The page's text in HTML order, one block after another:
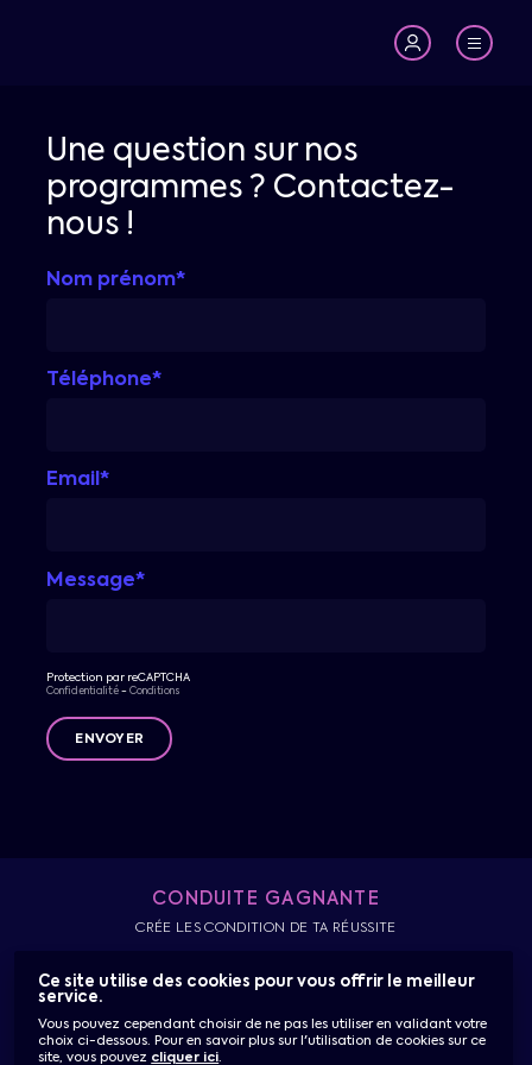
Une question sur nos
programmes ? Contactez-
nous !
Nom prénom*
Téléphone*
Email*
Message*
Protection par reCAPTCHA
Confidentialité- Conditions
ENVOYER
Ce site utilise des cookies pour vous offrir le meilleur
service.
Vous pouvez cependant choisir de ne pas les utiliser en validant votre
choix ci-dessous. Pour en savoir plus sur l'utilisation de cookies sur ce
site, vous pouvez cliquer ici.
CONDUITE GAGNANTE
CRÉE LES CONDITION DE TA RÉUSSITE
Accueil
Nous contacter
Connexion